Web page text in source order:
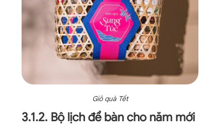
Giỏ quà Tết
3.1.2. Bộ lịch để bàn cho năm mới